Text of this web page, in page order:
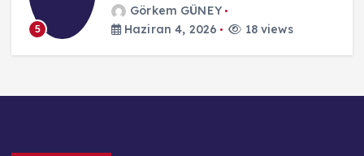
5
Görkem GÜNEY
Haziran 4, 2026
18 views